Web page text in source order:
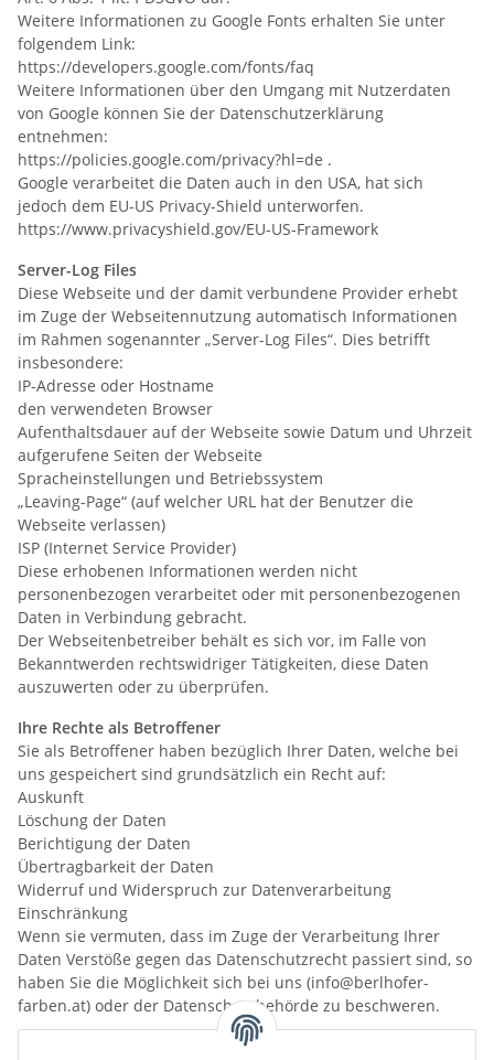
Weitere Informationen zu Google Fonts erhalten Sie unter
folgendem Link:
https://developers.google.com/fonts/faq
Weitere Informationen über den Umgang mit Nutzerdaten
von Google können Sie der Datenschutzerklärung
entnehmen:
https://policies.google.com/privacy?hl=de .
Google verarbeitet die Daten auch in den USA, hat sich
jedoch dem EU-US Privacy-Shield unterworfen.
https://www.privacyshield.gov/EU-US-Framework
Server-Log Files
Diese Webseite und der damit verbundene Provider erhebt
im Zuge der Webseitennutzung automatisch Informationen
im Rahmen sogenannter „Server-Log Files“. Dies betrifft
insbesondere:
IP-Adresse oder Hostname
den verwendeten Browser
Aufenthaltsdauer auf der Webseite sowie Datum und Uhrzeit
aufgerufene Seiten der Webseite
Spracheinstellungen und Betriebssystem
„Leaving-Page“ (auf welcher URL hat der Benutzer die
Webseite verlassen)
ISP (Internet Service Provider)
Diese erhobenen Informationen werden nicht
personenbezogen verarbeitet oder mit personenbezogenen
Daten in Verbindung gebracht.
Der Webseitenbetreiber behält es sich vor, im Falle von
Bekanntwerden rechtswidriger Tätigkeiten, diese Daten
auszuwerten oder zu überprüfen.
Ihre Rechte als Betroffener
Sie als Betroffener haben bezüglich Ihrer Daten, welche bei
uns gespeichert sind grundsätzlich ein Recht auf:
Auskunft
Löschung der Daten
Berichtigung der Daten
Übertragbarkeit der Daten
Widerruf und Widerspruch zur Datenverarbeitung
Einschränkung
Wenn sie vermuten, dass im Zuge der Verarbeitung Ihrer
Daten Verstöße gegen das Datenschutzrecht passiert sind, so
haben Sie die Möglichkeit sich bei uns (info@berlhofer-
farben.at) oder der Datenschutzbehörde zu beschweren.